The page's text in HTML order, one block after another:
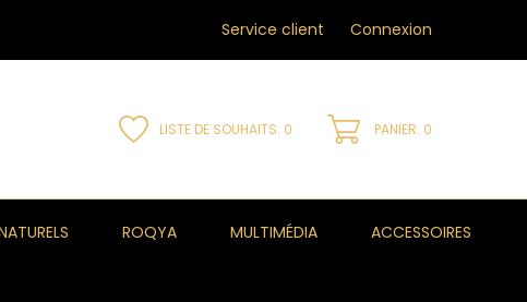
Service client Connexion
LISTE DE SOUHAITS: 0 PANIER: 0
ROQYA MULTIMÉDIA ACCESSOIRES